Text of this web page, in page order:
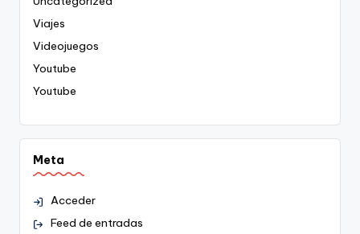
Viajes
Videojuegos
Youtube
Youtube
Meta
Acceder
Feed de entradas